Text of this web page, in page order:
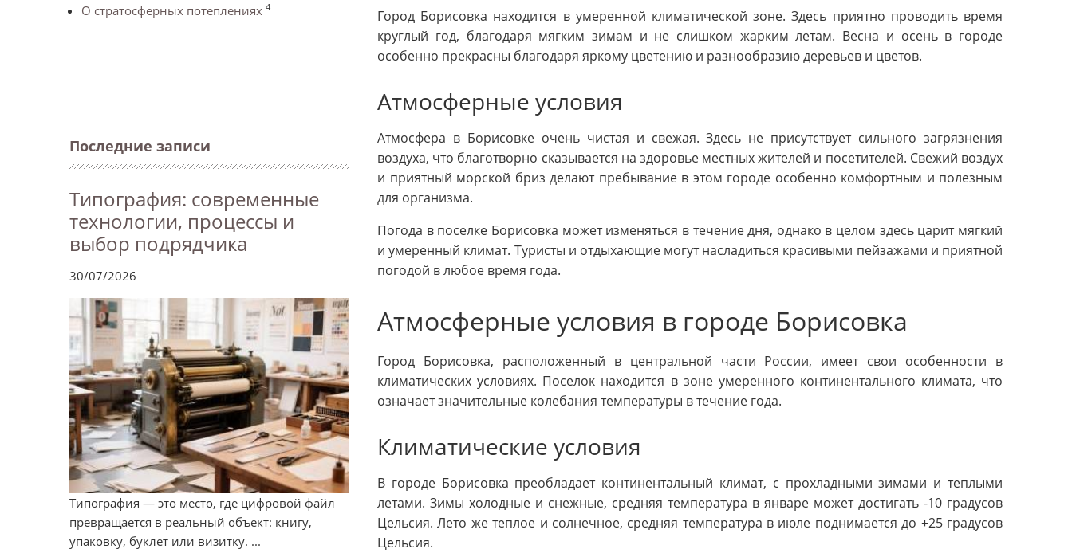
О стратосферных потеплениях 4
Последние записи
Типография: современные
технологии, процессы и
выбор подрядчика
30/07/2026
Типография — это место, где цифровой файл
превращается в реальный объект: книгу,
упаковку, буклет или визитку. ...
Город Борисовка находится в умеренной климатической зоне. Здесь приятно проводить время
круглый год, благодаря мягким зимам и не слишком жарким летам. Весна и осень в городе
особенно прекрасны благодаря яркому цветению и разнообразию деревьев и цветов.
Атмосферные условия
Атмосфера в Борисовке очень чистая и свежая. Здесь не присутствует сильного загрязнения
воздуха, что благотворно сказывается на здоровье местных жителей и посетителей. Свежий воздух
и приятный морской бриз делают пребывание в этом городе особенно комфортным и полезным
для организма.
Погода в поселке Борисовка может изменяться в течение дня, однако в целом здесь царит мягкий
и умеренный климат. Туристы и отдыхающие могут насладиться красивыми пейзажами и приятной
погодой в любое время года.
Атмосферные условия в городе Борисовка
Город Борисовка, расположенный в центральной части России, имеет свои особенности в
климатических условиях. Поселок находится в зоне умеренного континентального климата, что
означает значительные колебания температуры в течение года.
Климатические условия
В городе Борисовка преобладает континентальный климат, с прохладными зимами и теплыми
летами. Зимы холодные и снежные, средняя температура в январе может достигать -10 градусов
Цельсия. Лето же теплое и солнечное, средняя температура в июле поднимается до +25 градусов
Цельсия.